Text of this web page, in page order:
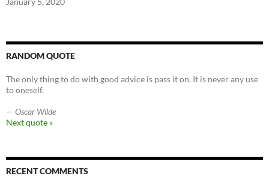
RANDOM QUOTE
The only thing to do with good advice is pass it on. It is never any use
to oneself.
— Oscar Wilde
Next quote »
RECENT COMMENTS